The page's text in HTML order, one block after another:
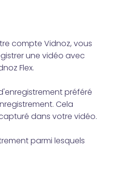
compte Vidnoz, vous
une vidéo avec
Flex.
préféré
Cela
dans votre vidéo.
parmi lesquels